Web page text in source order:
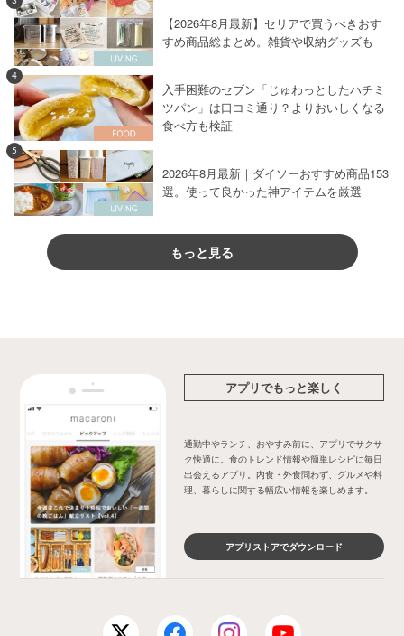
【2026年8月最新】セリアで買うべきおす
すめ商品総まとめ。雑貨や収納グッズも
4
入手困難のセブン「じゅわっとしたハチミ
ツパン」は口コミ通り？よりおいしくなる
食べ方も検証
5
2026年8月最新｜ダイソーおすすめ商品153
選。使って良かった神アイテムを厳選
もっと見る
アプリでもっと楽しく
通勤中やランチ、おやすみ前に、アプリでサクサ
ク快適に。食のトレンド情報や簡単レシピに毎日
出会えるアプリ。内食・外食問わず、グルメや料
理、暮らしに関する幅広い情報を楽しめます。
アプリストアでダウンロード